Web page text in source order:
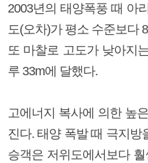
2003년의 태양폭풍 때 아
도(오차)가 평소 수준보다
또 마찰로 고도가 낮아지
루 33m에 달했다.
고에너지 복사에 의한 높
진다. 태양 폭발 때 극지방
승객은 저위도에서보다